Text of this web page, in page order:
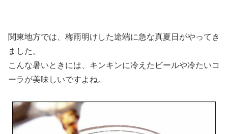
関東地方では、梅雨明けした途端に急な真夏日がやってき
ました。
こんな暑いときには、キンキンに冷えたビールや冷たいコ
ーラが美味しいですよね。